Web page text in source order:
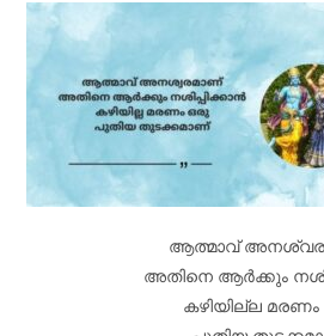
ആത്മാവ്
അതിനെ ആർക്കും
കഴിയില്ല